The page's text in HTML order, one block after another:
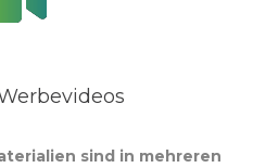
sind in mehreren